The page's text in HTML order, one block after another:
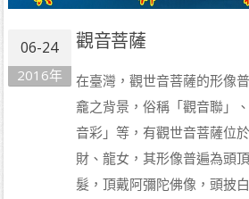
06-24
2016年
觀音菩薩
在臺灣，觀世音菩薩的形像
龕之背景，俗稱「觀音聯」
音彩」等，有觀世音菩薩位
財、龍女，其形像普遍為頭
髮，頂戴阿彌陀佛像，頭披